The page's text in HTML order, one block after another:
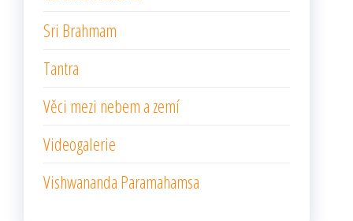
Sri Brahmam
Tantra
Věci mezi nebem a zemí
Videogalerie
Vishwananda Paramahamsa